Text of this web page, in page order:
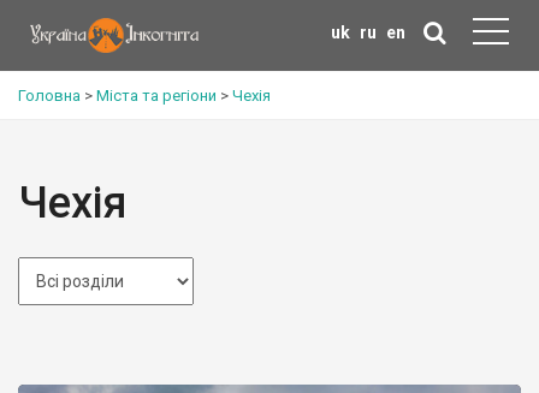
uk ru en
Головна > Міста та регіони > Чехія
Чехія